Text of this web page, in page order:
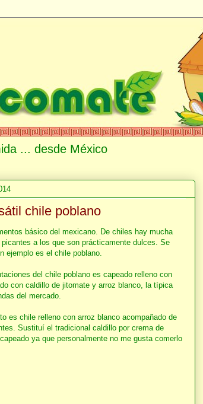
... desde México
chile poblano
básico del mexicano. De chiles hay mucha
a los que son prácticamente dulces. Se
ejemplo es el chile poblano.
del chile poblano es capeado relleno con
con caldillo de jitomate y arroz blanco, la típica
del mercado.
es chile relleno con arroz blanco acompañado de
Sustituí el tradicional caldillo por crema de
ya que personalmente no me gusta comerlo